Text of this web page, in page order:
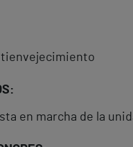
en marcha de la